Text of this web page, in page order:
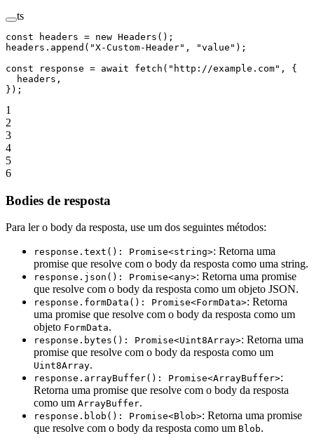
ts
const headers = new Headers ();
headers. append ( "X-Custom-Header" , "value" );
const response = await fetch ( "http://example.com" , {
  headers,
});
1
2
3
4
5
6
Bodies de resposta
Para ler o body da resposta, use um dos seguintes métodos:
response.text(): Promise<string>: Retorna uma
promise que resolve com o body da resposta como uma string.
response.json(): Promise<any>: Retorna uma promise
que resolve com o body da resposta como um objeto JSON.
response.formData(): Promise<FormData>: Retorna
uma promise que resolve com o body da resposta como um
objeto FormData.
response.bytes(): Promise<Uint8Array>: Retorna uma
promise que resolve com o body da resposta como um
Uint8Array.
response.arrayBuffer(): Promise<ArrayBuffer>:
Retorna uma promise que resolve com o body da resposta
como um ArrayBuffer.
response.blob(): Promise<Blob>: Retorna uma promise
que resolve com o body da resposta como um Blob.